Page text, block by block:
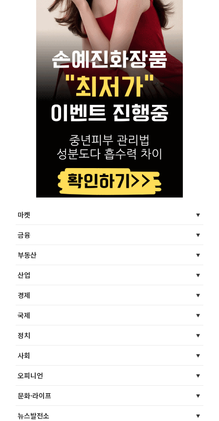
마켓
금융
부동산
산업
경제
국제
정치
사회
오피니언
문화·라이프
뉴스발전소